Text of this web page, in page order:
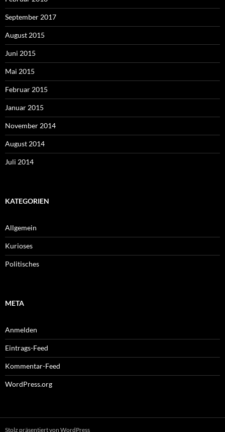
September 2017
August 2015
Juni 2015
Mai 2015
Februar 2015
Januar 2015
November 2014
August 2014
Juli 2014
KATEGORIEN
Allgemein
Kurioses
Politisches
META
Anmelden
Eintrags-Feed
Kommentar-Feed
WordPress.org
Stolz präsentiert von WordPress